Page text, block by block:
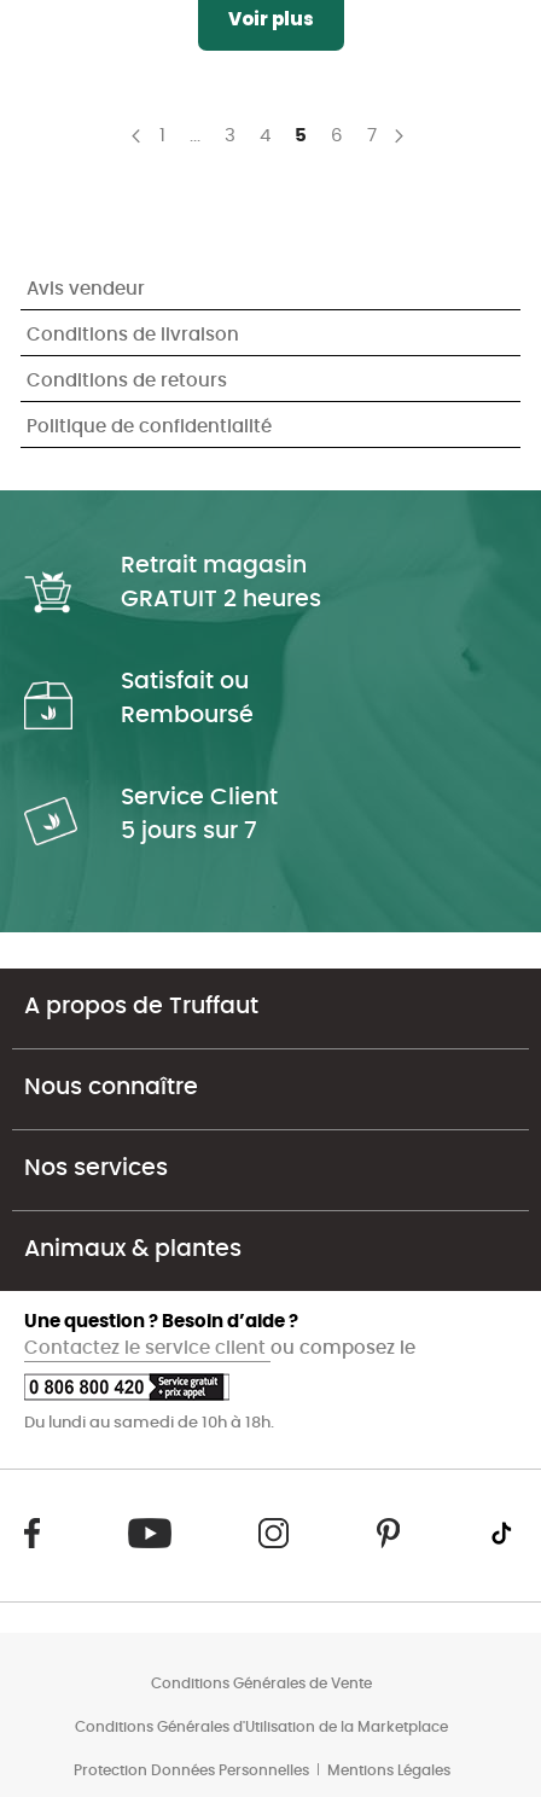
Avis vendeur
Conditions de livraison
Conditions de retours
Politique de confidentialité
Voir plus
Précédent
Page Page
3 Page
4 You're currently reading
5 Page
6 Page
7
Retrait magasin
GRATUIT 2 heures
Satisfait ou
Remboursé
Service Client
5 jours sur 7
A propos de Truffaut
Nous connaître
Nos services
Animaux & plantes
Une question ? Besoin d’aide ?
Contactez le service client ou composez le
Du lundi au samedi de 10h à 18h.
Conditions Générales de Vente
Conditions Générales d'Utilisation de la Marketplace
Protection Données Personnelles Mentions Légales